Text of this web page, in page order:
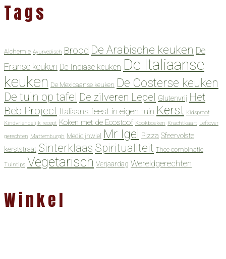
Tags
Alchemie Ayurvedisch Brood De Arabische keuken De
Franse keuken De Indiase keuken De Italiaanse
keuken De Mexicaanse keuken De Oosterse keuken
De tuin op tafel De zilveren Lepel Glutenvrij Het
Beb Project Italiaans feest in eigen tuin Kerst Kidsproof
Kindvriendelijk recept Koken met de Ecostoof Kookboeken Krachtkaart Leftover
gerechten Mattemburgh Medicijnwiel Mr Igel Pizza Sfeervolste
kerststraat Sinterklaas Spiritualiteit Thee combinatie
Tuintips Vegetarisch Verjaardag Wereldgerechten
Winkel